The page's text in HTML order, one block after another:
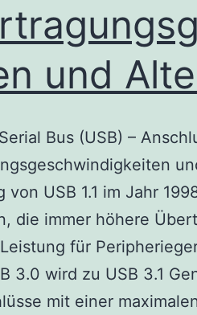
und
Bus (USB) –
von USB 1.1 im Jahr
die immer höhere
für
3.0 wird zu USB 3.1
mit einer